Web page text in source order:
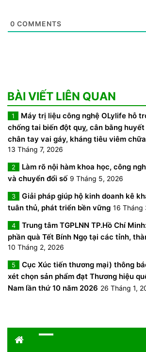
0 COMMENTS
BÀI VIẾT LIÊN QUAN
1
Máy trị liệu công nghệ OLylife hỗ
chống tai biến đột quỵ, cân bằng
chân tay vai gáy, kháng tiêu viêm
13 Tháng 7, 2026
2
Làm rõ nội hàm khoa học, công
và chuyển đổi số 9 Tháng 5, 2026
3
Giải pháp giúp hộ kinh doanh kê
tuân thủ, phát triển bền vững 16 Tháng
4
Trung tâm TGPLNN TP.Hồ Chí
phần quà Tết Bính Ngọ tại các tỉnh,
10 Tháng 2, 2026
5
Cục Xúc tiến thương mại) thông
xét chọn sản phẩm đạt Thương hiệu
Nam lần thứ 10 năm 2026 26 Tháng 1,